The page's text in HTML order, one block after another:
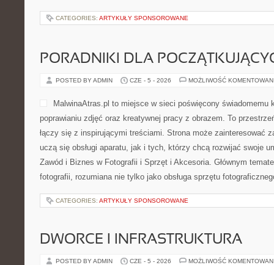
CATEGORIES: ARTYKUŁY SPONSOROWANE
PORADNIKI DLA
POSTED BY ADMIN CZE - 5 - 2026 MOŻLIWOŚĆ
MalwinaAtras.pl to miejsce w sieci poświęcony świadomemu
poprawianiu zdjęć oraz kreatywnej pracy z obrazem. To
łączy się z inspirującymi treściami. Strona może zainteresować
uczą się obsługi aparatu, jak i tych, którzy chcą rozwijać swoje
Zawód i Biznes w Fotografii i Sprzęt i Akcesoria. Głównym
fotografii, rozumiana nie tylko jako obsługa sprzętu
CATEGORIES: ARTYKUŁY SPONSOROWANE
DWORCE I INFRASTRUKTURA
POSTED BY ADMIN CZE - 5 - 2026 MOŻLIWOŚĆ